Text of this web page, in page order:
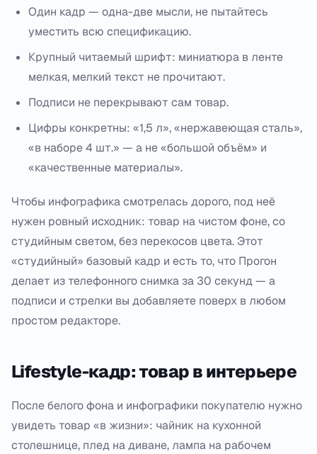
Один кадр — одна-две мысли, не пытайтесь
уместить всю спецификацию.
Крупный читаемый шрифт: миниатюра в ленте
мелкая, мелкий текст не прочитают.
Подписи не перекрывают сам товар.
Цифры конкретны: «1,5 л», «нержавеющая сталь»,
«в наборе 4 шт.» — а не «большой объём» и
«качественные материалы».
Чтобы инфографика смотрелась дорого, под неё
нужен ровный исходник: товар на чистом фоне, со
студийным светом, без перекосов цвета. Этот
«студийный» базовый кадр и есть то, что Прогон
делает из телефонного снимка за 30 секунд — а
подписи и стрелки вы добавляете поверх в любом
простом редакторе.
Lifestyle-кадр: товар в интерьере
После белого фона и инфографики покупателю нужно
увидеть товар «в жизни»: чайник на кухонной
столешнице, плед на диване, лампа на рабочем